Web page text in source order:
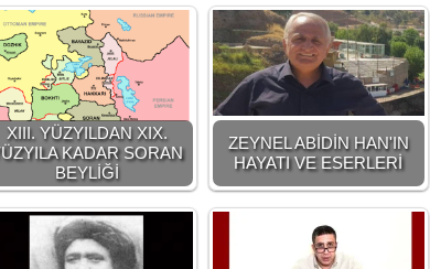
XIII. YÜZYILDAN XIX.
KADAR SORAN
BEYLİĞİ
ZEYNEL ABİDİN HAN'IN
HAYATI VE ESERLERİ